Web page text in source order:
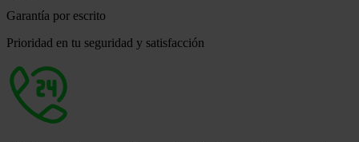
Garantía por escrito
Prioridad en tu seguridad y satisfacción